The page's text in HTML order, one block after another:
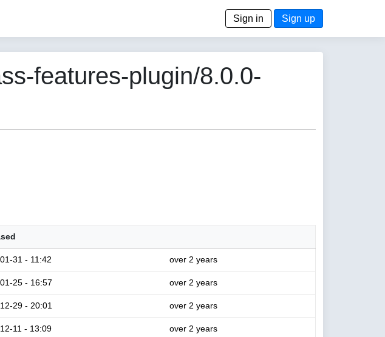
Sign in Sign up
features-plugin/8.0.0-
31 - 11:42 over 2 years
25 - 16:57 over 2 years
29 - 20:01 over 2 years
11 - 13:09 over 2 years